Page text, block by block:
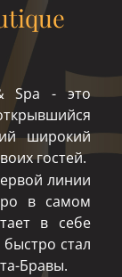
Spa - это
широкий
гостей.
линии
в самом
в себе
стал
Бравы.